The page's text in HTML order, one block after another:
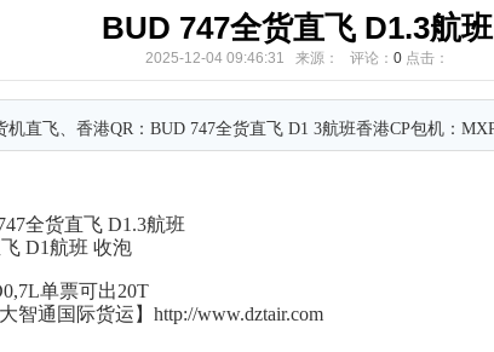
BUD 747全货直飞 D1.3航班
2025-12-04 09:46:31 来源： 评论： 0点击：
直飞、香港QR：BUD 747全货直飞 D1 3航班香港CP包机：
全货直飞 D1.3航班
D1航班 收泡
单票可出20T
智通国际货运】http://www.dztair.com